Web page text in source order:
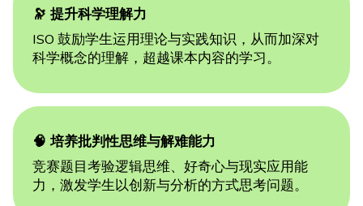
🔭 提升科学理解力
ISO 鼓励学生运用理论与实践知识，从而加深对
科学概念的理解，超越课本内容的学习。
🧠 培养批判性思维与解难能力
竞赛题目考验逻辑思维、好奇心与现实应用能
力，激发学生以创新与分析的方式思考问题。